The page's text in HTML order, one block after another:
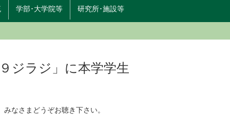
学部･大学院等 研究所･施設等
ジラジ」に本学学生
なさまどうぞお聴き下さい。